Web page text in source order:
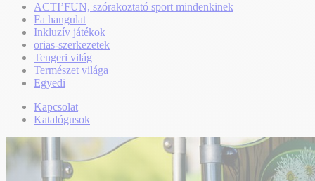
ACTI’FUN, szórakoztató sport mindenkinek
Fa hangulat
Inkluzív játékok
orias-szerkezetek
Tengeri világ
Természet világa
Egyedi
Kapcsolat
Katalógusok